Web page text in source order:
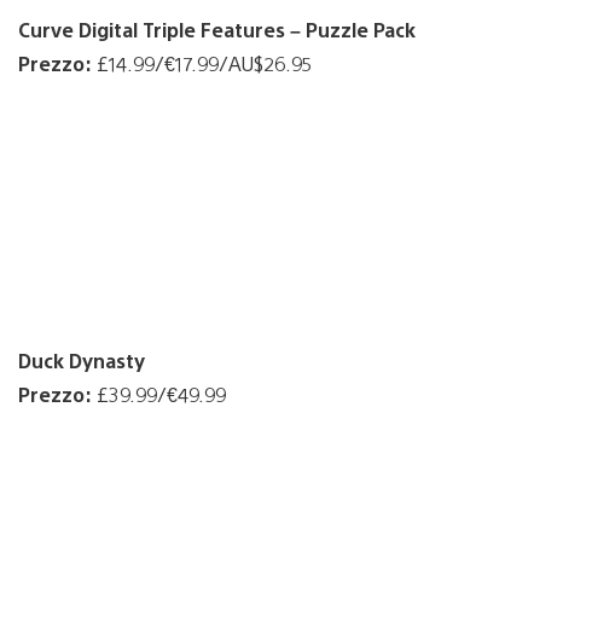
Curve Digital Triple Features – Puzzle Pack
Prezzo: £14.99/€17.99/AU$26.95
Duck Dynasty
Prezzo: £39.99/€49.99